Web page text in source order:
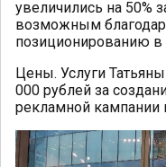
увеличились на 50%
возможным
позиционированию в
Цены. Услуги
000 рублей за
рекламной кампании